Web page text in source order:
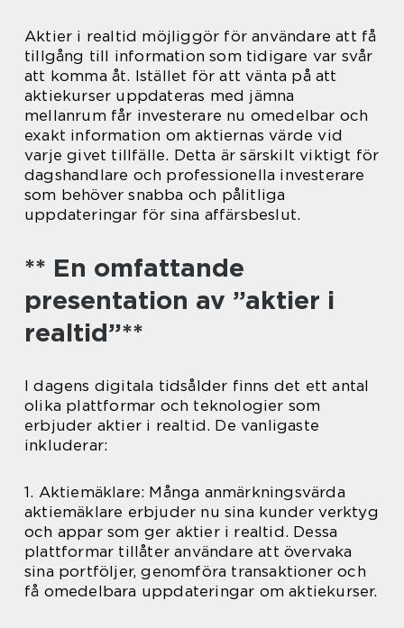
Aktier i realtid möjliggör för användare att få
tillgång till information som tidigare var svår
att komma åt. Istället för att vänta på att
aktiekurser uppdateras med jämna
mellanrum får investerare nu omedelbar och
exakt information om aktiernas värde vid
varje givet tillfälle. Detta är särskilt viktigt för
dagshandlare och professionella investerare
som behöver snabba och pålitliga
uppdateringar för sina affärsbeslut.
** En omfattande
presentation av ”aktier i
realtid”**
I dagens digitala tidsålder finns det ett antal
olika plattformar och teknologier som
erbjuder aktier i realtid. De vanligaste
inkluderar:
1. Aktiemäklare: Många anmärkningsvärda
aktiemäklare erbjuder nu sina kunder verktyg
och appar som ger aktier i realtid. Dessa
plattformar tillåter användare att övervaka
sina portföljer, genomföra transaktioner och
få omedelbara uppdateringar om aktiekurser.